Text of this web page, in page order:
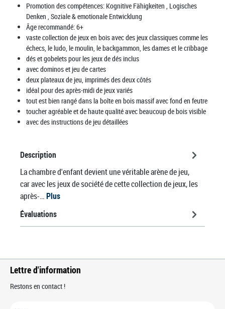
Promotion des compétences: Kognitive Fähigkeiten , Logisches
Denken , Soziale & emotionale Entwicklung
Âge recommandé:6+
vaste collection de jeux en bois avec des jeux classiques comme les
échecs, le ludo, le moulin, le backgammon, les dames et le cribbage
dés et gobelets pour les jeux de dés inclus
avec dominos et jeu de cartes
deux plateaux de jeu, imprimés des deux côtés
idéal pour des après-midi de jeux variés
tout est bien rangé dans la boîte en bois massif avec fond en feutre
toucher agréable et de haute qualité avec beaucoup de bois visible
avec des instructions de jeu détaillées
Description
La chambre d'enfant devient une véritable arène de jeu,
car avec les jeux de société de cette collection de jeux, les
après-…Plus
Évaluations
Lettre d'information
Restons en contact !